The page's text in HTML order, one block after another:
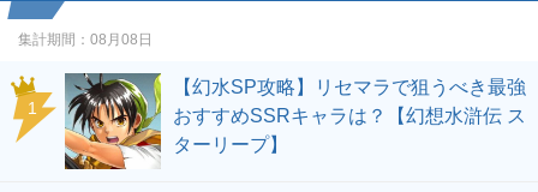
集計期間： 08月08日
1
【幻水SP攻略】リセマラで狙うべき最強
おすすめSSRキャラは？【幻想水滸伝 ス
ターリープ】